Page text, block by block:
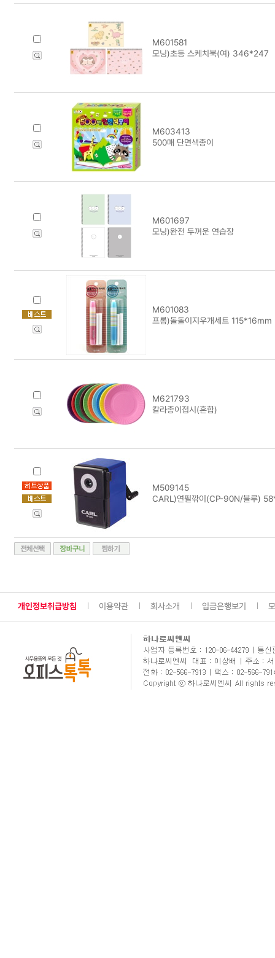
M601581
모닝)초등 스케치북(여) 346*247
M603413
500매 단면색종이
M601697
모닝)완전 두꺼운 연습장
M601083
프롬)돌돌이지우개세트 115*16mm
M621793
칼라종이접시(혼합)
M509145
CARL)연필깎이(CP-90N/블루)
개인정보취급방침 이용약관 회사소개 입금은행보기